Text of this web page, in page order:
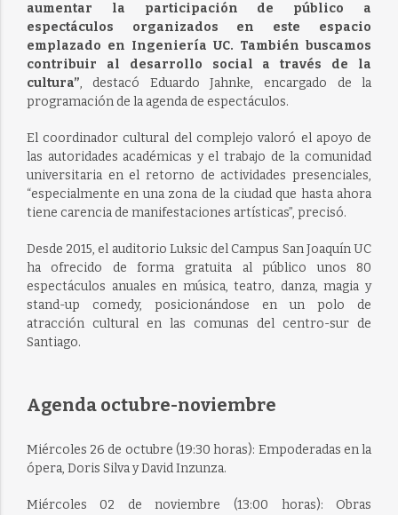
aumentar la participación de público a
espectáculos organizados en este espacio
emplazado en Ingeniería UC. También buscamos
contribuir al desarrollo social a través de la
cultura”, destacó Eduardo Jahnke, encargado de la
programación de la agenda de espectáculos.
El coordinador cultural del complejo valoró el apoyo de
las autoridades académicas y el trabajo de la comunidad
universitaria en el retorno de actividades presenciales,
“especialmente en una zona de la ciudad que hasta ahora
tiene carencia de manifestaciones artísticas”, precisó.
Desde 2015, el auditorio Luksic del Campus San Joaquín UC
ha ofrecido de forma gratuita al público unos 80
espectáculos anuales en música, teatro, danza, magia y
stand-up comedy, posicionándose en un polo de
atracción cultural en las comunas del centro-sur de
Santiago.
Agenda octubre-noviembre
Miércoles 26 de octubre (19:30 horas): Empoderadas en la
ópera, Doris Silva y David Inzunza.
Miércoles 02 de noviembre (13:00 horas): Obras